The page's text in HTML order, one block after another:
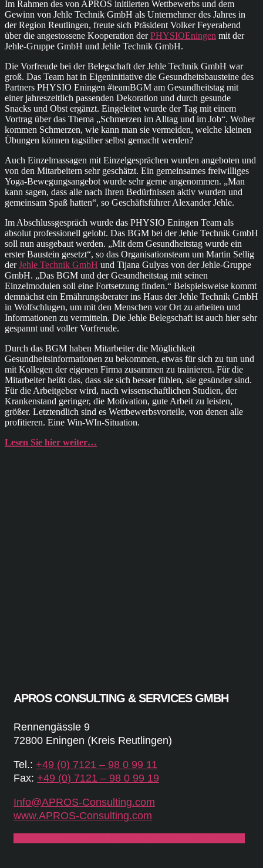
Im Rahmen des von APROS initiierten Wettbewerbs und dem
Gewinn von Jehle Technik GmbH als Unternehmer des Jahres in
der Region Reutlingen, freute sich Präsident Volker Feyerabend
über die angestossene Kooperation derPHYSIOEningen mit der
Jehle-Gruppe GmbH und Jehle Technik GmbH.
Die Vorfreude bei der Belegschaft der Jehle Technik GmbH war
groß. Das Team hat in Eigeninitiative die Gesundheitsbausteine des
Partners PHYSIO Eningen #teamBGM am Gesundheitstag mit
einer jahreszeitlich passenden Dekoration und durch gesunde
Snacks und Obst ergänzt. Eingeleitet wurde der Tag mit einem
Vortrag über das Thema „Schmerzen im Alltag und im Job“. Woher
kommen Schmerzen, wie kann man sie vermeiden, welche kleinen
Übungen können tagsüber selbst gemacht werden?
Auch Einzelmassagen mit Einzelgesprächen wurden angeboten und
von den Mitarbeitern sehr geschätzt. Ein gemeinsames freiwilliges
Yoga-Bewegungsangebot wurde sehr gerne angenommen. „Man
kann sagen, dass alle nach Ihren Bedürfnissen aktiv wurden und
gemeinsam Spaß hatten“, so Geschäftsführer Alexander Jehle.
Im Abschlussgespräch wurde das PHYSIO Eningen Team als
absolut professionell gelobt. Das BGM bei der Jehle Technik GmbH
soll nun ausgebaut werden. „Mit dem Gesundheitstag wurde ein
erster Baustein gesetzt“, so das Organisationsteam um Martin Sellig
derJehle Technik GmbH und Tijana Gulyas von der Jehle-Gruppe
GmbH. „Das BGM und der Gesundheitstag mit seinen
Einzelmodulen soll eine Fortsetzung finden.“ Beispielsweise kommt
demnächst ein Ernährungsberater ins Haus der Jehle Technik GmbH
in Wolfschlugen, um mit den Menschen vor Ort zu arbeiten und
Informationen zu vermitteln. Die Jehle Belegschaft ist auch hier sehr
gespannt und voller Vorfreude.
Durch das BGM haben Mitarbeiter die Möglichkeit
Gesundheitsinformationen zu bekommen, etwas für sich zu tun und
mit Kollegen der eigenen Firma zusammen zu trainieren. Für die
Mitarbeiter heißt das, dass sie sich besser fühlen, sie gesünder sind.
Für die Arbeitgeber wird, nach wissenschaftlichen Studien, der
Krankenstand geringer, die Motivation, gute Arbeit zu leisten,
größer. Letztendlich sind es Wettbewerbsvorteile, von denen alle
profitieren. Eine Win-WIn-Situation.
Lesen Sie hier weiter…
APROS CONSULTING & SERVICES GMBH
Rennengässle 9
72800 Eningen (Kreis Reutlingen)
Tel.: +49 (0) 7121 – 98 0 99 11
Fax: +49 (0) 7121 – 98 0 99 19
Info@APROS-Consulting.com
www.APROS-Consulting.com